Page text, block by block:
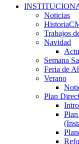
Noticias
Trabajos
Navidad
Semana
Feria de
Verano
Plan